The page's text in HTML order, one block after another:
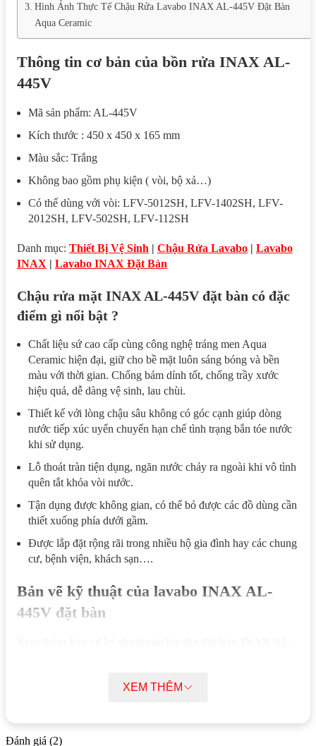
Hình Ảnh Thực Tế Chậu Rửa Lavabo INAX AL-445V Đặt Bàn
Aqua Ceramic
Thông tin cơ bản của bồn rửa INAX AL-
445V
Mã sản phẩm: AL-445V
Kích thước : 450 x 450 x 165 mm
Màu sắc: Trắng
Không bao gồm phụ kiện ( vòi, bộ xả…)
Có thể dùng với vòi: LFV-5012SH, LFV-1402SH, LFV-
2012SH, LFV-502SH, LFV-112SH
Danh mục: Thiết Bị Vệ Sinh | Chậu Rửa Lavabo | Lavabo
INAX | Lavabo INAX Đặt Bàn
Chậu rửa mặt INAX AL-445V đặt bàn có đặc
điểm gì nổi bật ?
Chất liệu sứ cao cấp cùng công nghệ tráng men Aqua
Ceramic hiện đại, giữ cho bề mặt luôn sáng bóng và bền
màu với thời gian. Chống bám dính tốt, chống trầy xước
hiệu quả, dễ dàng vệ sinh, lau chùi.
Thiết kế với lòng chậu sâu không có góc cạnh giúp dòng
nước tiếp xúc uyển chuyển hạn chế tình trạng bắn tóe nước
khi sử dụng.
Lỗ thoát tràn tiện dụng, ngăn nước chảy ra ngoài khi vô tình
quên tắt khóa vòi nước.
Tận dụng được không gian, có thể bỏ được các đồ dùng cần
thiết xuống phía dưới gầm.
Được lắp đặt rộng rãi trong nhiều hộ gia đình hay các chung
cư, bệnh viện, khách sạn….
Bản vẽ kỹ thuật của lavabo INAX AL-
445V đặt bàn
XEM THÊM
Đánh giá (2)